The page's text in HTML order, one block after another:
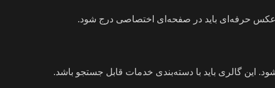
عکس حرفه‌ای باید در صفحه‌ای اختصاصی درج شود.
این گالری باید با دسته‌بندی خدمات قابل جستجو باشد.